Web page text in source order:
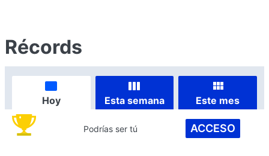
Récords
Hoy Esta semana Este mes
Podrías ser tú ACCESO